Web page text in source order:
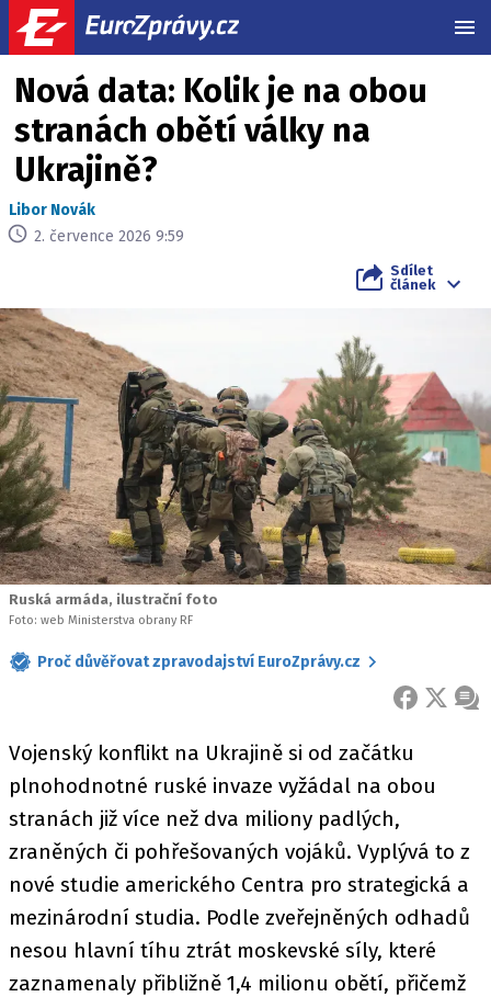
Nová data: Kolik je na obou
stranách obětí války na
Ukrajině?
Libor Novák
2. července 2026 9:59
Sdílet
článek
Ruská armáda, ilustrační foto
Foto: web Ministerstva obrany RF
Proč důvěřovat zpravodajství EuroZprávy.cz
FACEBOOK
X
Vojenský konflikt na Ukrajině si od začátku
plnohodnotné ruské invaze vyžádal na obou
stranách již více než dva miliony padlých,
zraněných či pohřešovaných vojáků. Vyplývá to z
nové studie amerického Centra pro strategická a
mezinárodní studia. Podle zveřejněných odhadů
nesou hlavní tíhu ztrát moskevské síly, které
zaznamenaly přibližně 1,4 milionu obětí, přičemž